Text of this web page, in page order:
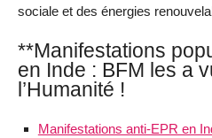
sociale et des énergies
**Manifestations
en Inde : BFM les a
l’Humanité !
Manifestations anti-EPR en